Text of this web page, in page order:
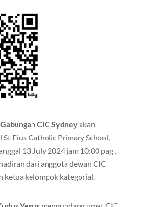
CIC Sydneyakan
St Pius Catholic Primary School,
13 July 2024 jam 10:00 pagi.
dari anggota dewan CIC
ketua kelompok kategorial.